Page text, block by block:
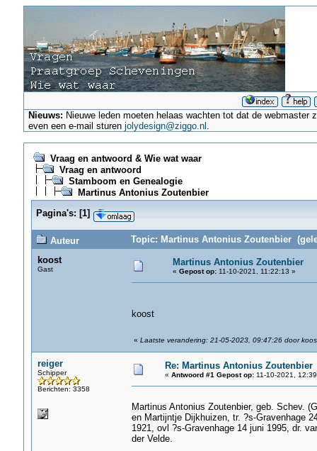
Nieuws: Nieuwe leden moeten helaas wachten tot dat de
even een e-mail sturenjolydesign@ziggo.nl .
Vraag en antwoord & Wie wat waar
Vraag en antwoord
Stamboom en Genealogie
Martinus Antonius Zoutenbier
Pagina's: [1]
Auteur
Topic: Martinus Antonius Zoutenbier
koost
Gast
Martinus Antonius Zoutenbier
« Gepost op:11-10-2021, 11:22:13 »
koost
« Laatste verandering: 21-05-2023, 09:47:26 door
reiger
Schipper
Berichten: 3358
Re: Martinus Antonius Zoutenbier
« Antwoord #1 Gepost op:11-10-2021,
Martinus Antonius Zoutenbier, geb. Schev.
en Martijntje Dijkhuizen, tr. ?s-Gravenhage
1921, ovl ?s-Gravenhage 14 juni 1995, dr.
der Velde.